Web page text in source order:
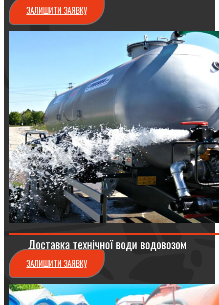
ЗАЛИШИТИ ЗАЯВКУ
Доставка технічної води водовозом
ЗАЛИШИТИ ЗАЯВКУ